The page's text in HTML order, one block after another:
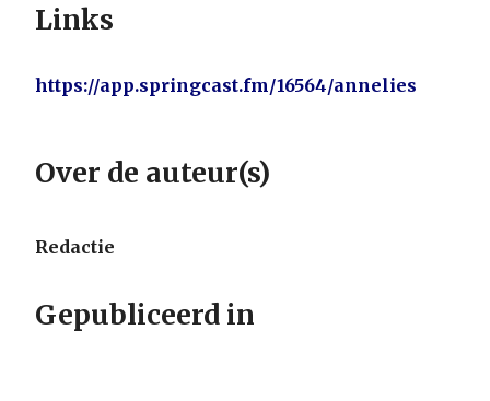
Links
https://app.springcast.fm/16564/annelies
Over de auteur(s)
Redactie
Gepubliceerd in